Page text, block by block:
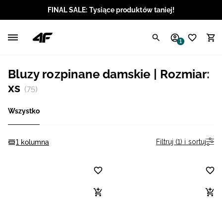
FINAL SALE: Tysiące produktów taniej!
1
Bluzy rozpinane damskie | Rozmiar:
xs (75)
Wszystko
1 kolumna Filtruj (1) i sortuj
Angielski / USD